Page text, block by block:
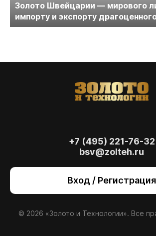
Золото Швейцарии — мирового
импорту и экспорту
+7 (495) 221-76-32
bsv@zolteh.ru
Вход / Регистрация
© 2026 «Золото и Технологии». Все
также для анализа сайта и
сайт, вы даете согласиена